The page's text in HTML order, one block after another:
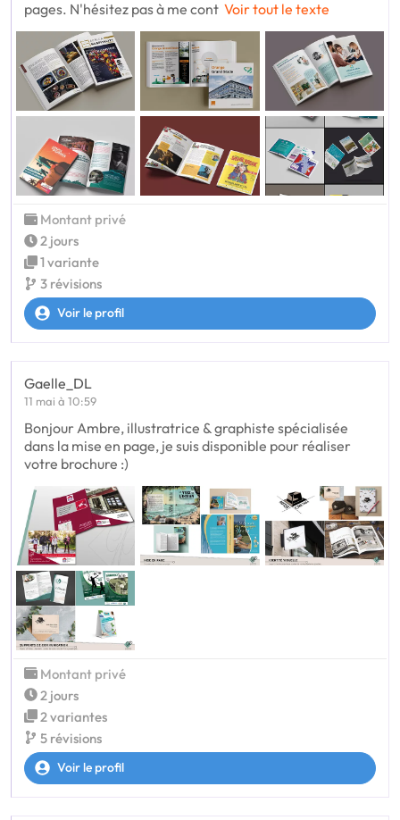
pages. N'hésitez pas à me cont Voir tout le texte
Montant privé
2 jours
1 variante
3 révisions
Voir le profil
Gaelle_DL
11 mai à 10:59
Bonjour Ambre, illustratrice & graphiste spécialisée
dans la mise en page, je suis disponible pour réaliser
votre brochure :)
Montant privé
2 jours
2 variantes
5 révisions
Voir le profil